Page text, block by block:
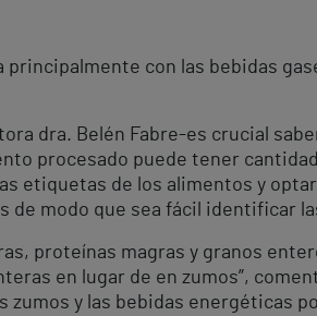
con las bebidas
dra. Belén Fabre-es crucial
procesado puede tener
etiquetas de los alimentos y
modo que sea fácil identificar
proteínas magras y granos
en lugar de en zumos”,
y las bebidas energéticas